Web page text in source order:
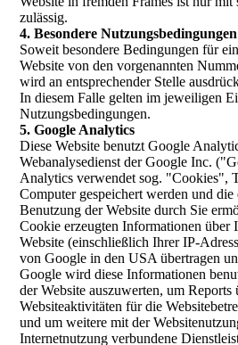
zulässig.
4. Besondere Nutzungsbedingungen
Soweit besondere Bedingungen für
Website von den vorgenannten
wird an entsprechender Stelle
In diesem Falle gelten im jeweiligen
Nutzungsbedingungen.
5. Google Analytics
Diese Website benutzt Google
Webanalysedienst der Google Inc.
Analytics verwendet sog. "Cookies",
Computer gespeichert werden und
Benutzung der Website durch Sie
Cookie erzeugten Informationen über
Website (einschließlich Ihrer IP-
von Google in den USA übertragen
Google wird diese Informationen
der Website auszuwerten, um Reports
Websiteaktivitäten für die
und um weitere mit der
Internetnutzung verbundene